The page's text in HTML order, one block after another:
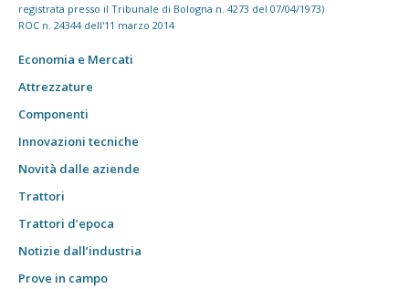
registrata presso il Tribunale di Bologna n. 4273 del 07/04/1973)
ROC n. 24344 dell'11 marzo 2014
Economia e Mercati
Attrezzature
Componenti
Innovazioni tecniche
Novità dalle aziende
Trattori
Trattori d’epoca
Notizie dall’industria
Prove in campo